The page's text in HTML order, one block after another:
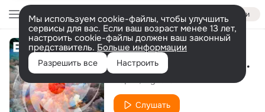
Войти
Мы используем cookie-файлы, чтобы улучшить
сервисы для вас. Если ваш возраст менее 13 лет,
настроить cookie-файлы должен ваш законный
представитель. Больше информации
Разрешить все Настроить Damn Girl(Original Mix)
Слушать